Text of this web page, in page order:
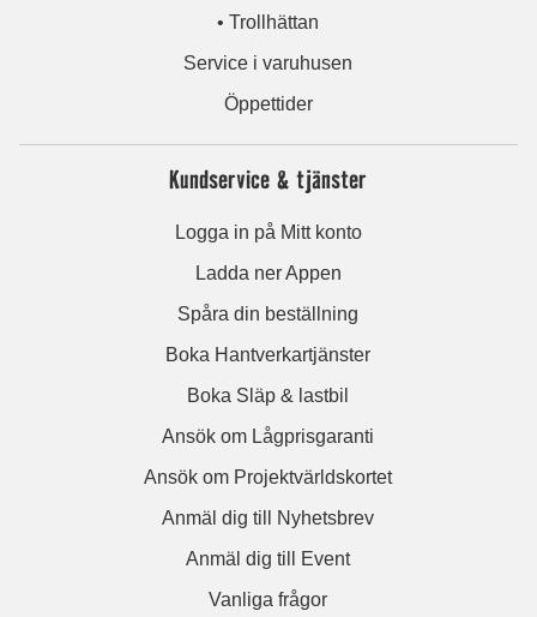
• Trollhättan
Service i varuhusen
Öppettider
Kundservice & tjänster
Logga in på Mitt konto
Ladda ner Appen
Spåra din beställning
Boka Hantverkartjänster
Boka Släp & lastbil
Ansök om Lågprisgaranti
Ansök om Projektvärldskortet
Anmäl dig till Nyhetsbrev
Anmäl dig till Event
Vanliga frågor